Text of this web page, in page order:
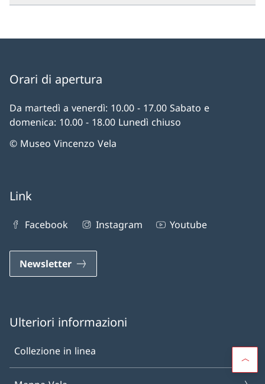
Orari di apertura
Da martedì a venerdì: 10.00 - 17.00 Sabato e
domenica: 10.00 - 18.00 Lunedì chiuso
© Museo Vincenzo Vela
Link
Facebook Instagram Youtube
Newsletter
Ulteriori informazioni
Collezione in linea